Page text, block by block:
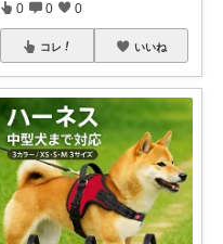
0 0 0
コレ いいね